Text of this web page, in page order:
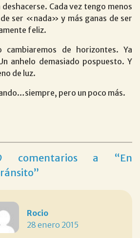
deshacerse. Cada vez tengo menos
ser «nada» y más ganas de ser
feliz.
cambiaremos de horizontes. Ya
anhelo demasiado pospuesto. Y
de luz.
pero un poco más.
comentarios a “En
Rocio
28 enero 2015